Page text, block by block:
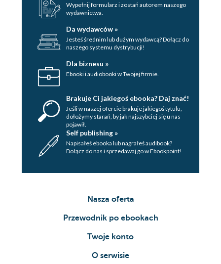
Wypełnij formularz i zostań autorem naszego
wydawnictwa.
Da wydawców »
Jesteś średnim lub dużym wydawcą? Dołącz do
naszego systemu dystrybucji!
Dla biznesu »
Ebooki i audiobooki w Twojej firmie.
Brakuje Ci jakiegoś ebooka? Daj znać!
Jeśli w naszej ofercie brakuje jakiegoś tytulu,
dołożymy starań, by jak najszybciej się u nas
pojawił.
Self publishing »
Napisałeś ebooka lub nagrałeś audibook?
Dołącz do nas i sprzedawaj go w Ebookpoint!
Nasza oferta
Przewodnik po ebookach
Twoje konto
O serwisie